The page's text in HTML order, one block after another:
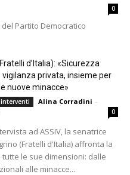
0
del Partito Democratico
d’Italia): «Sicurezza
vigilanza privata, insieme per
nuove minacce»
Alina Corradini -
0
ad ASSIV, la senatrice
(Fratelli d'Italia) affronta la
tutte le sue dimensioni: dalle
alle minacce...